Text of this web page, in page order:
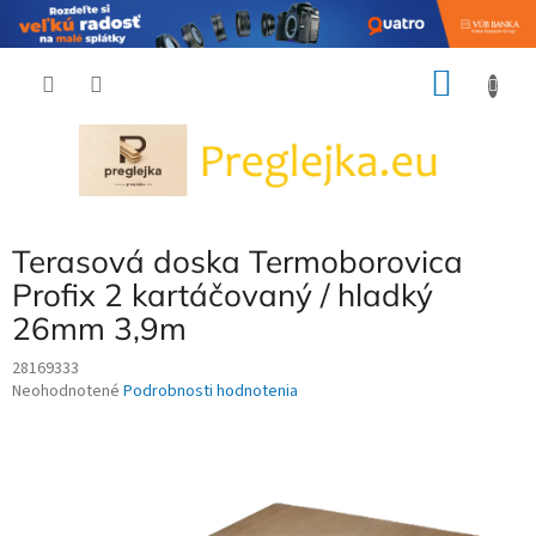
Terasová doska Termoborovica
Profix 2 kartáčovaný / hladký
26mm 3,9m
28169333
Priemerné
Neohodnotené Podrobnosti hodnotenia